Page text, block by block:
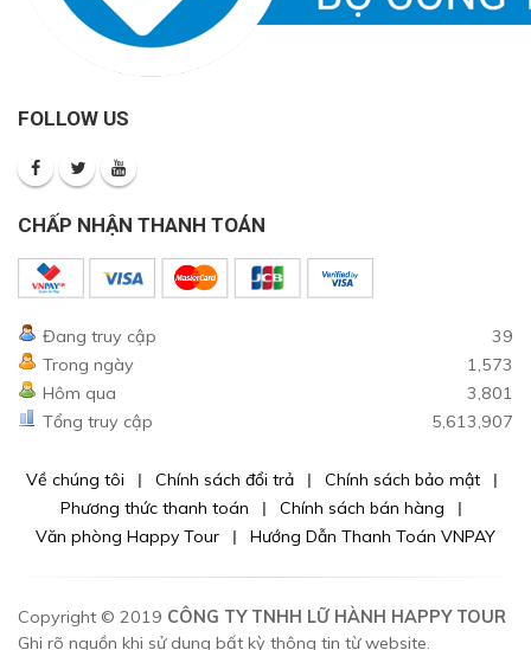
FOLLOW US
CHẤP NHẬN THANH TOÁN
Đang truy cập
39
Trong ngày
1,573
Hôm qua
3,801
Tổng truy cập
5,613,907
Về chúng tôi Chính sách đổi trả
Chính sách bảo mật
Phương thức thanh toán
Chính sách bán hàng
Văn phòng Happy Tour
Hướng Dẫn Thanh Toán VNPAY
Copyright © 2019 CÔNG TY TNHH LỮ HÀNH HAPPY TOUR
Ghi rõ nguồn khi sử dụng bất kỳ thông tin từ website.